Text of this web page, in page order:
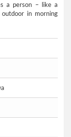
a person – like a
in morning